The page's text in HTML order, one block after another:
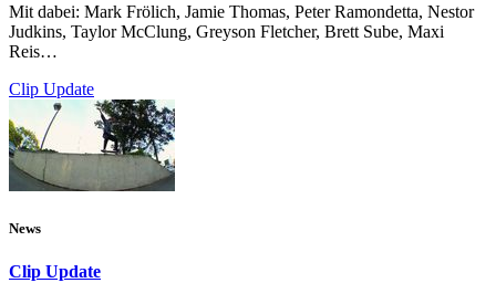
Mit dabei: Mark Frölich, Jamie Thomas, Peter Ramondetta, Nestor
Judkins, Taylor McClung, Greyson Fletcher, Brett Sube, Maxi
Reis…
Clip Update
News
Clip Update